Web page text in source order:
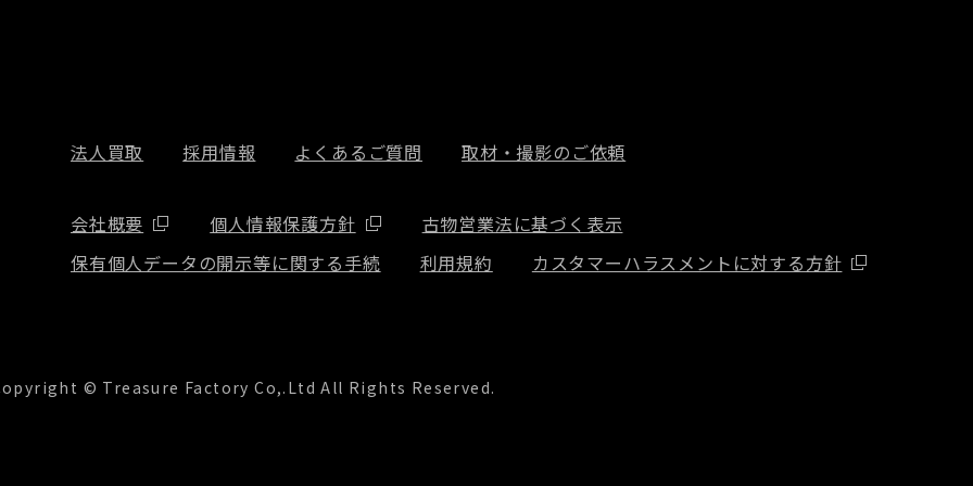
法人買取 採用情報 よくあるご質問 取材・撮影のご依頼
会社概要 個人情報保護方針
古物営業法に基づく表示
保有個人データの開示等に関する手続
利用規約 カスタマーハラスメントに対する方針
© Treasure Factory Co,.Ltd All Rights Reserved.